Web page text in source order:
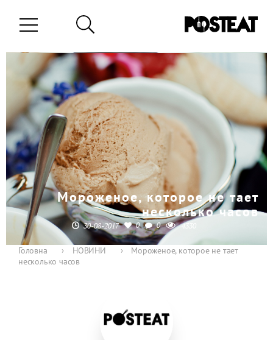
Мороженое, которое не тает
несколько часов
30-08-2017 0 0 4330
Головна › НОВИНИ ›
Мороженое, которое не тает
несколько часов